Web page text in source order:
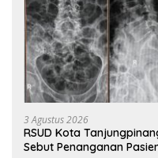
3 Agustus 2026
RSUD Kota
Sebut Penanganan